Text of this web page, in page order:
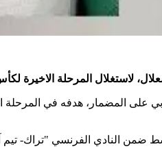
14 أفريل الجاري بميلتون الكندية)، لاقتطاع التأشيرة المؤهلة إلى أولمبياد باريس